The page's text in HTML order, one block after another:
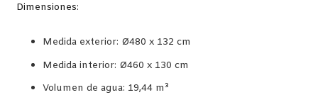
Dimensiones:
Medida exterior: Ø480 x 132 cm
Medida interior: Ø460 x 130 cm
Volumen de agua: 19,44 m³